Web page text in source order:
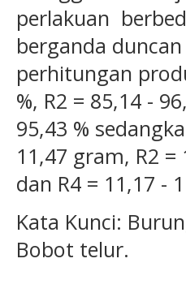
perlakuan
berganda duncan
perhitungan
%, R2 = 85,14 -
95,43 %
11,47 gram, R2
dan R4 = 11,17 -
Kata Kunci:
Bobot telur.